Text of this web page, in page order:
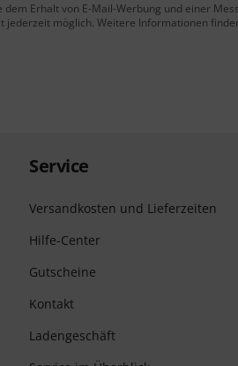
dem Erhalt von E-Mail-Werbung und einer
jederzeit möglich. Weitere Informationen
Service
Versandkosten und Lieferzeiten
Hilfe-Center
Gutscheine
Kontakt
Ladengeschäft